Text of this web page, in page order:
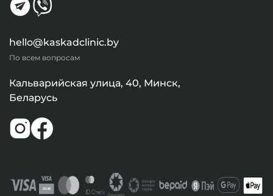
hello@kaskadclinic.by
По всем вопросам
Кальварийская улица, 40, Минск,
Беларусь